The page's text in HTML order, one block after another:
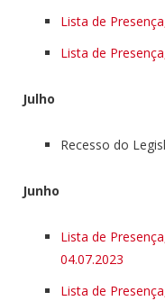
Lista de
Lista de
Julho
Recesso do
Junho
Lista de
04.07.2023
Lista de